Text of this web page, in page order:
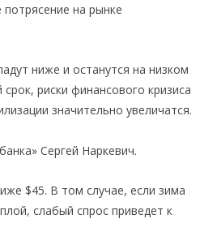
на рынке
ниже и останутся на низком
риски финансового кризиса
значительно увеличатся.
Сергей Наркевич.
$45. В том случае, если зима
слабый спрос приведет к